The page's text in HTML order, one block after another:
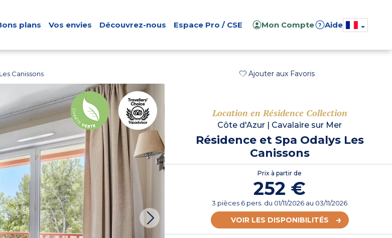
plans Vos envies Découvrez-nous Espace Pro / CSE Mon Compte ? Aide
Canissons Ajouter aux Favoris
Location en Résidence Collection
Côte d'Azur Cavalaire sur Mer
Résidence et Spa Odalys Les
Canissons
Prix à partir de
252 €
3 pièces 6 pers. du 01/11/2026 au 03/11/2026
VOIR LES DISPONIBILITÉS